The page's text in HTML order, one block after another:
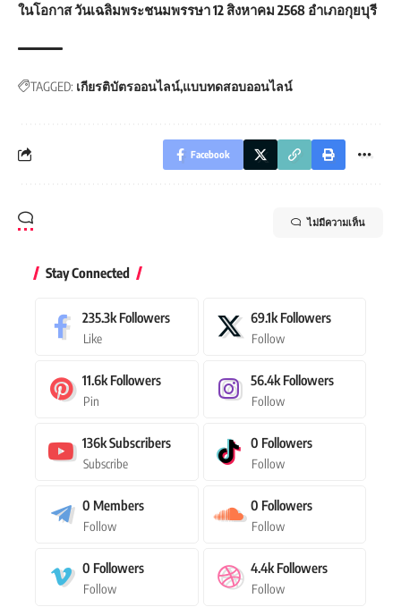
ในโอกาส วันเฉลิมพระชนมพรรษา 12 สิงหาคม 2568 อำเภอกุยบุรี
TAGGED: เกียรติบัตรออนไลน์ แบบทดสอบออนไลน์
Facebook
ไม่มีความเห็น
Stay Connected
235.3k Followers
Like
69.1k Followers
Follow
11.6k Followers
Pin
56.4k Followers
Follow
136kSubscribers
Subscribe
0 Followers
Follow
0 Members
Follow
0 Followers
Follow
0 Followers
Follow
4.4k Followers
Follow